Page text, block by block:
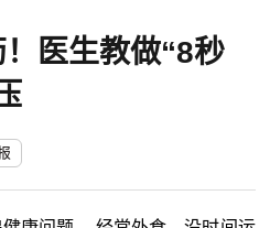
医生教做“8秒